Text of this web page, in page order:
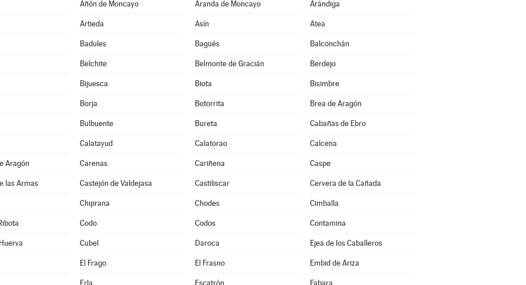
Añón de Moncayo Aranda de Moncayo Arándiga
Artieda Asín Atea
Badules Bagüés Balconchán
Belchite Belmonte de Gracián Berdejo
Bijuesca Biota Bisimbre
Borja Botorrita Brea de Aragón
Bulbuente Bureta Cabañas de Ebro
Calatayud Calatorao Calcena
Aragón Carenas Cariñena Caspe
las Armas Castejón de Valdejasa Castiliscar Cervera de la Cañada
Chiprana Chodes Cimballa
Codo Codos Contamina
Cubel Daroca Ejea de los Caballeros
El Frago El Frasno Embid de Ariza
Erla Escatrón Fabara